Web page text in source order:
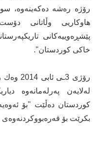
رۆژە رەشە دەکەینەوە،
هاوکاریی وڵاتانی
پێشڕەوییەکانی
خاکی کوردستان".
رۆژی
لەلایەن پەرلەمانەوە
کوردستان دەڵێت "بۆ
بکرێت بۆ